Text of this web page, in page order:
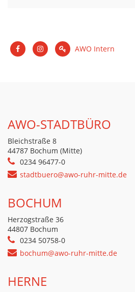
AWO Intern
AWO-STADTBÜRO
Bleichstraße 8
44787 Bochum (Mitte)
0234 96477-0
stadtbuero@awo-ruhr-mitte.de
BOCHUM
Herzogstraße 36
44807 Bochum
0234 50758-0
bochum@awo-ruhr-mitte.de
HERNE